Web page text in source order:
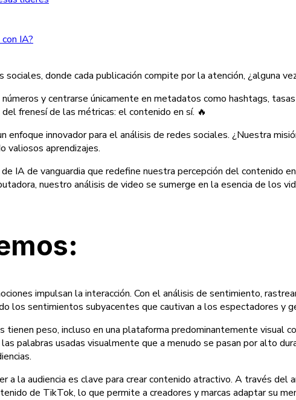
IA?
donde cada publicación compite por la atención, ¿alguna
y centrarse únicamente en metadatos como hashtags,
frenesí de las métricas: el contenido en sí. 🔥
enfoque innovador para el análisis de redes sociales. ¿Nuestra
valiosos aprendizajes.
IA de vanguardia que redefine nuestra percepción del contenido
nuestro análisis de video se sumerge en la esencia de los
impulsan la interacción. Con el análisis de sentimiento,
los sentimientos subyacentes que cautivan a los espectadores y
tienen peso, incluso en una plataforma predominantemente
palabras usadas visualmente que a menudo se pasan por alto
a la audiencia es clave para crear contenido atractivo. A través
de TikTok, lo que permite a creadores y marcas adaptar su